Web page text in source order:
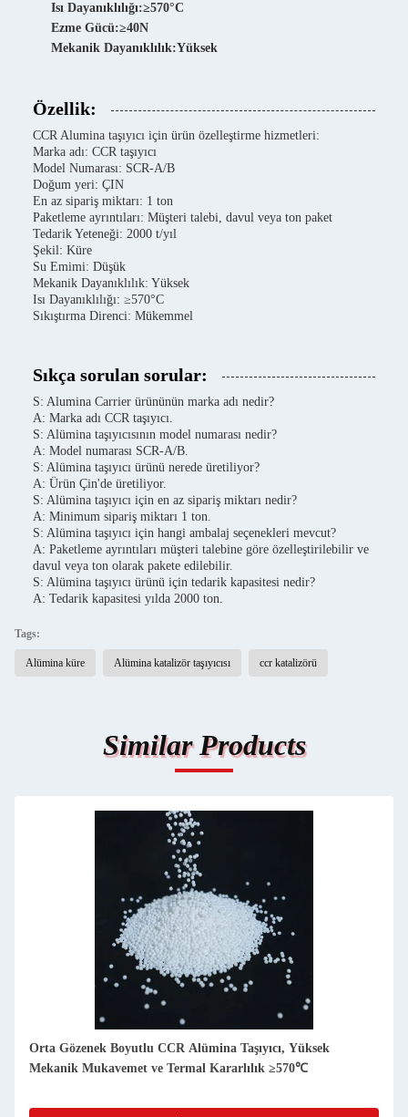
Isı Dayanıklılığı:≥570°C
Ezme Gücü:≥40N
Mekanik Dayanıklılık:Yüksek
Özellik:
CCR Alumina taşıyıcı için ürün özelleştirme hizmetleri:
Marka adı: CCR taşıyıcı
Model Numarası: SCR-A/B
Doğum yeri: ÇIN
En az sipariş miktarı: 1 ton
Paketleme ayrıntıları: Müşteri talebi, davul veya ton paket
Tedarik Yeteneği: 2000 t/yıl
Şekil: Küre
Su Emimi: Düşük
Mekanik Dayanıklılık: Yüksek
Isı Dayanıklılığı: ≥570°C
Sıkıştırma Direnci: Mükemmel
Sıkça sorulan sorular:
S: Alumina Carrier ürününün marka adı nedir?
A: Marka adı CCR taşıyıcı.
S: Alümina taşıyıcısının model numarası nedir?
A: Model numarası SCR-A/B.
S: Alümina taşıyıcı ürünü nerede üretiliyor?
A: Ürün Çin'de üretiliyor.
S: Alümina taşıyıcı için en az sipariş miktarı nedir?
A: Minimum sipariş miktarı 1 ton.
S: Alümina taşıyıcı için hangi ambalaj seçenekleri mevcut?
A: Paketleme ayrıntıları müşteri talebine göre özelleştirilebilir ve
davul veya ton olarak pakete edilebilir.
S: Alümina taşıyıcı ürünü için tedarik kapasitesi nedir?
A: Tedarik kapasitesi yılda 2000 ton.
Tags:
Alümina küre Alümina katalizör taşıyıcısı ccr katalizörü
Similar Products
Orta Gözenek Boyutlu CCR Alümina Taşıyıcı, Yüksek
Mekanik Mukavemet ve Termal Kararlılık ≥570℃